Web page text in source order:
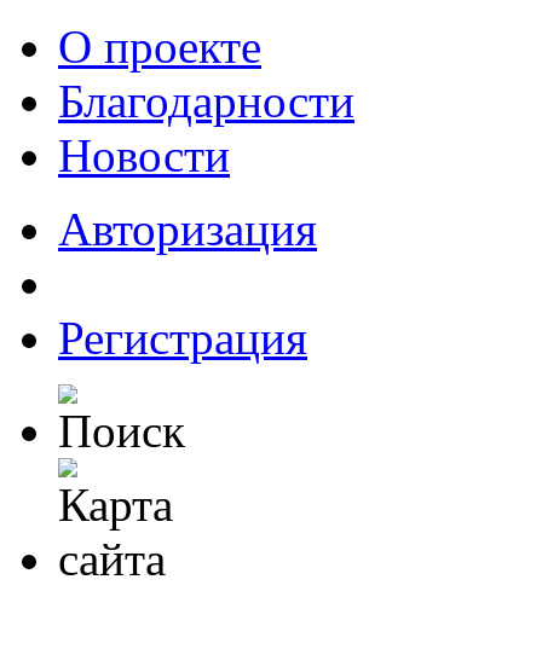
О проекте
Благодарности
Новости
Авторизация
Регистрация